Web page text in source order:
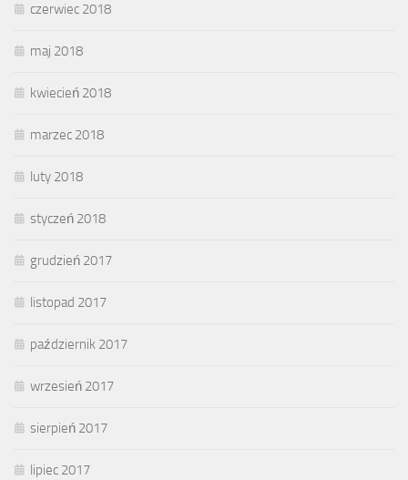
czerwiec 2018
maj 2018
kwiecień 2018
marzec 2018
luty 2018
styczeń 2018
grudzień 2017
listopad 2017
październik 2017
wrzesień 2017
sierpień 2017
lipiec 2017